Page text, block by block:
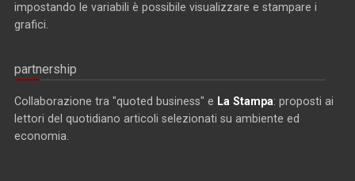
impostando le variabili è possibile visualizzare e stampare i
grafici.
partnership
Collaborazione tra "quoted business" e La Stampa: proposti ai
lettori del quotidiano articoli selezionati su ambiente ed
economia.